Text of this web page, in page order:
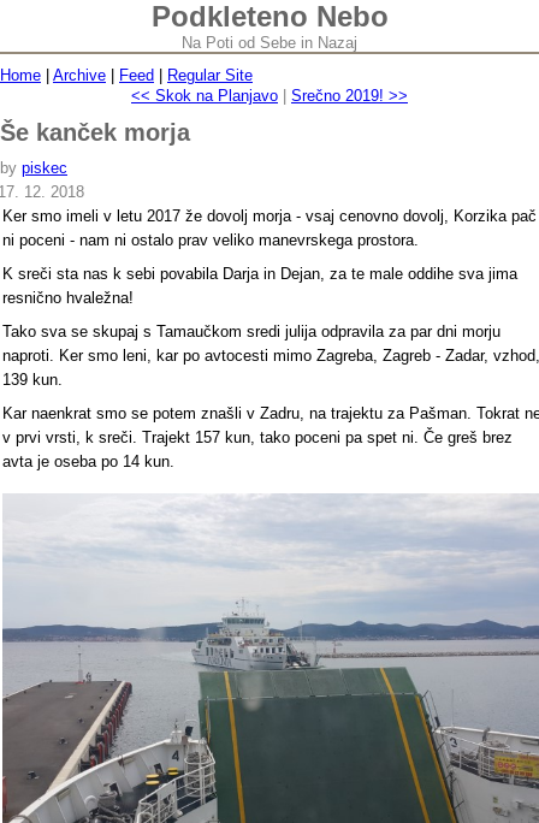
Podkleteno Nebo
Na Poti od Sebe in Nazaj
Home
Archive Feed
Regular Site
<< Skok na Planjavo
Srečno 2019! >>
Še kanček morja
by piskec
12. 2018
Ker smo imeli v letu 2017 že dovolj morja - vsaj cenovno dovolj, Korzika pač
ni poceni - nam ni ostalo prav veliko manevrskega prostora.
K sreči sta nas k sebi povabila Darja in Dejan, za te male oddihe sva jima
resnično hvaležna!
Tako sva se skupaj s Tamaučkom sredi julija odpravila za par dni morju
naproti. Ker smo leni, kar po avtocesti mimo Zagreba, Zagreb - Zadar, vzhod,
139 kun.
Kar naenkrat smo se potem znašli v Zadru, na trajektu za Pašman. Tokrat
v prvi vrsti, k sreči. Trajekt 157 kun, tako poceni pa spet ni. Če greš brez
avta je oseba po 14 kun.